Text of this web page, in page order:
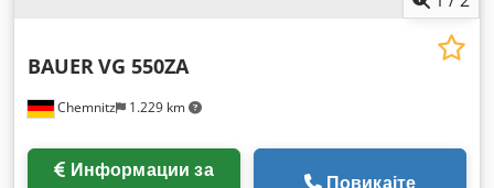
Chemnitz 1.229 km
BAUERVG 550ZA
Повикајте